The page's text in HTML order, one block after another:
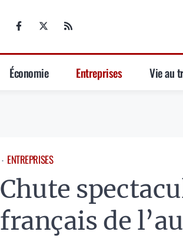
Économie Entreprises Vie au
⋅ ENTREPRISES
Chute
français de